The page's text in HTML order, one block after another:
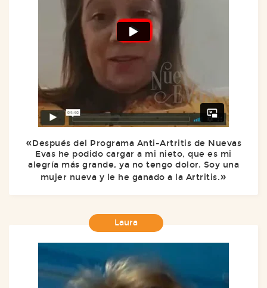
Después del Programa Anti-Artritis de Nuevas
Evas he podido cargar a mi nieto, que es mi
alegría más grande, ya no tengo dolor. Soy una
mujer nueva y le he ganado a la Artritis.
Laura